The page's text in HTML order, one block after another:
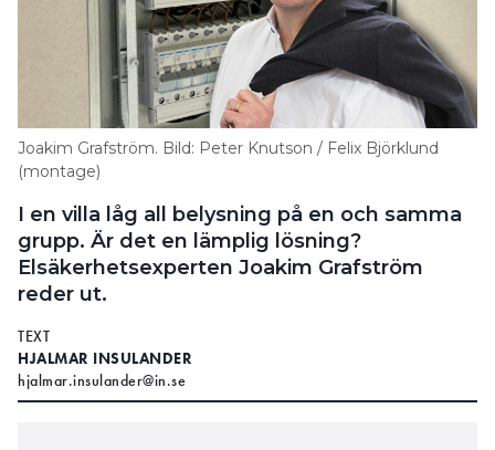
Joakim Grafström. Bild: Peter Knutson / Felix Björklund
(montage)
I en villa låg all belysning på en och samma
grupp. Är det en lämplig lösning?
Elsäkerhetsexperten Joakim Grafström
reder ut.
TEXT
HJALMAR INSULANDER
hjalmar.insulander@in.se